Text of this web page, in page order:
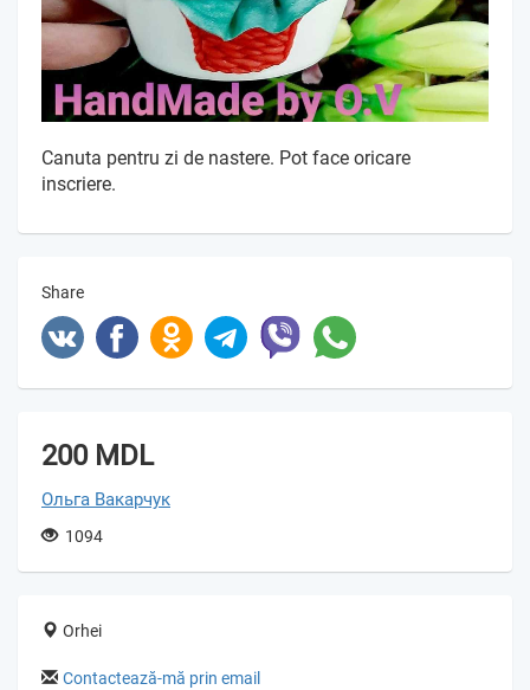
Canuta pentru zi de nastere. Pot face oricare
inscriere.
Share
200 MDL
Ольга Вакарчук
1094
Orhei
Contactează-mă prin email